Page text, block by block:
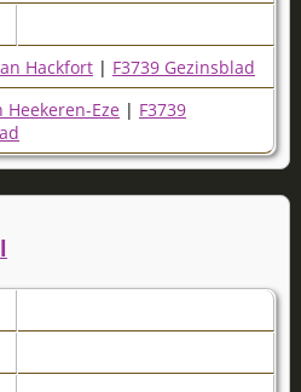
Hackfort | F3739 Gezinsblad
Heekeren-Eze | F3739